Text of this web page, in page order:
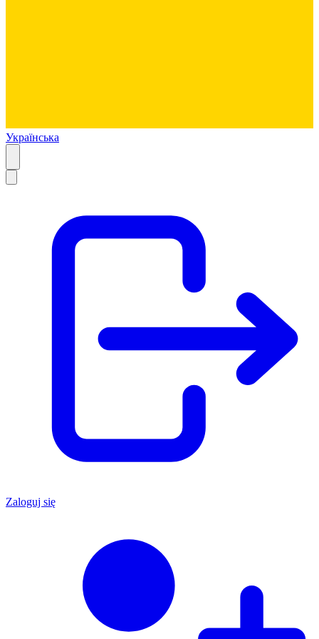
Українська
Zaloguj się